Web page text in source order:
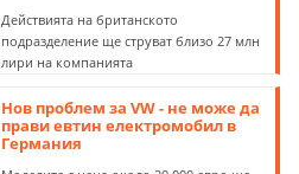
Действията на британското
подразделение ще струват близо 27 млн
лири на компанията
Нов проблем за VW - не може да
прави евтин електромобил в
Германия